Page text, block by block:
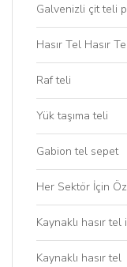
Galvenizli çit teli
Hasır Tel Hasır
Raf teli
Yük taşıma teli
Gabion tel sepet
Her Sektör İçin
Kaynaklı hasır
Kaynaklı hasır tel